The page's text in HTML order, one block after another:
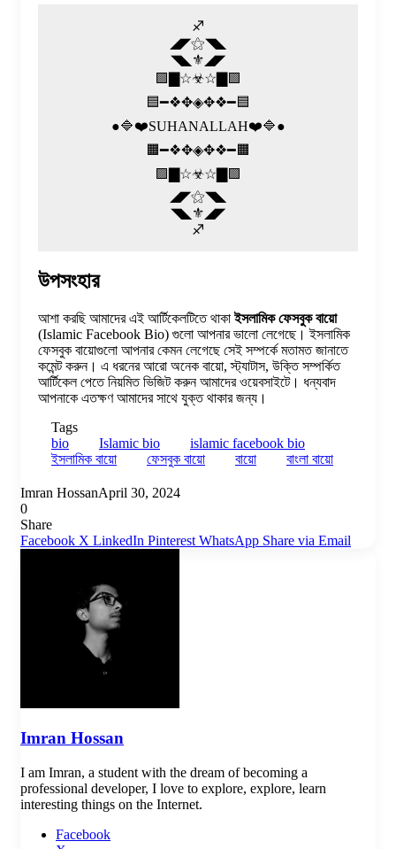
♐
◢◤⚝◥◣
◥◣⚜◢◤
🟪▇☆☣☆▇🟪
🟦━❖✥◈✥❖━🟦
●🔷❤️SUHANALLAH❤️🔷●
🟧━❖✥◈✥❖━🟧
🟪▇☆☣☆▇🟪
◢◤⚝◥◣
◥◣⚜◢◤
♐
উপসংহার
আশা করছি আমাদের এই আর্টিকেলটিতে থাকাইসলামিক ফেসবুক বায়ো
(Islamic Facebook Bio) গুলো আপনার ভালো লেগেছে। ইসলামিক
ফেসবুক বায়োগুলো আপনার কেমন লেগেছে সেই সম্পর্কে মতামত জানাতে
কমেন্ট করুন। এ ধরনের আরো অনেক বায়ো, স্ট্যাটাস, উক্তি সম্পর্কিত
আর্টিকেল পেতে নিয়মিত ভিজিট করুন আমাদের ওয়েবসাইটে। ধন্যবাদ
আপনাকে এতক্ষণ আমাদের সাথে যুক্ত থাকার জন্য।
Tags
bio
Islamic bio
islamic facebook bio
ইসলামিক বায়ো
ফেসবুক বায়ো বায়ো বাংলা বায়ো
Imran HossanApril 30, 2024
0
Share
Facebook X LinkedIn Pinterest WhatsApp Share via Email
Imran Hossan
I am Imran, a student with the dream of becoming a
professional developer, I love to explore, explore, learn
interesting things on the Internet.
Facebook